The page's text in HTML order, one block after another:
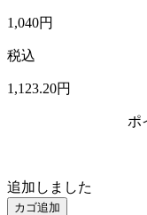
1,040円
税込
1,123.20円
ポ
追加しました
カゴ追加